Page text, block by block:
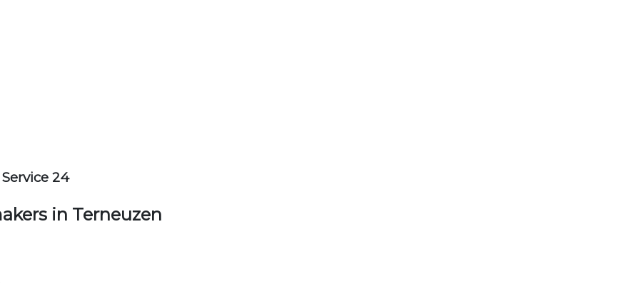
24
in Terneuzen